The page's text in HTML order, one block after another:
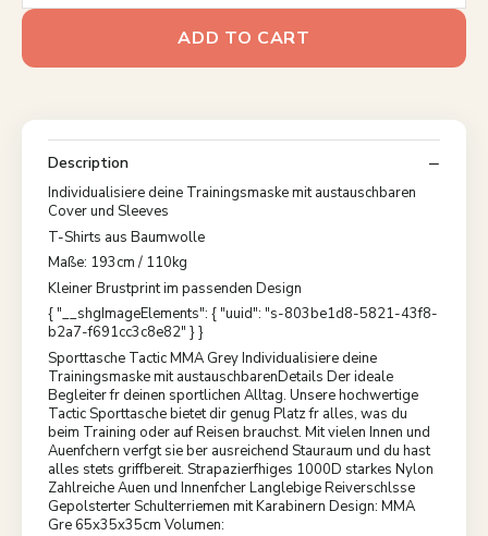
ADD TO CART
Description
Individualisiere deine Trainingsmaske mit austauschbaren
Cover und Sleeves
T-Shirts aus Baumwolle
Maße: 193cm / 110kg
Kleiner Brustprint im passenden Design
{ "__shgImageElements": { "uuid": "s-803be1d8-5821-43f8-
b2a7-f691cc3c8e82" } }
Sporttasche Tactic MMA Grey Individualisiere deine
Trainingsmaske mit austauschbarenDetails Der ideale
Begleiter fr deinen sportlichen Alltag. Unsere hochwertige
Tactic Sporttasche bietet dir genug Platz fr alles, was du
beim Training oder auf Reisen brauchst. Mit vielen Innen und
Auenfchern verfgt sie ber ausreichend Stauraum und du hast
alles stets griffbereit. Strapazierfhiges 1000D starkes Nylon
Zahlreiche Auen und Innenfcher Langlebige Reiverschlsse
Gepolsterter Schulterriemen mit Karabinern Design: MMA
Gre 65x35x35cm Volumen: